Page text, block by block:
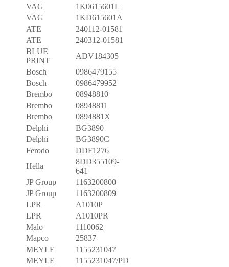
VAG
1K0615601L
VAG
1KD615601A
ATE
240112-01581
ATE
240312-01581
BLUE
PRINT
ADV184305
Bosch
0986479155
Bosch
0986479952
Brembo
08948810
Brembo
08948811
Brembo
0894881X
Delphi
BG3890
Delphi
BG3890C
Ferodo
DDF1276
Hella
8DD355109-
641
JP Group
1163200800
JP Group
1163200809
LPR
A1010P
LPR
A1010PR
Malo
1110062
Mapco
25837
MEYLE
1155231047
MEYLE
1155231047/PD